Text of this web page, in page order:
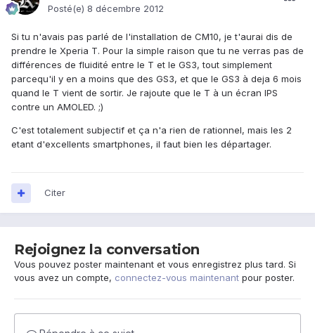
Posté(e) 8 décembre 2012
Si tu n'avais pas parlé de l'installation de CM10, je t'aurai dis de
prendre le Xperia T. Pour la simple raison que tu ne verras pas de
différences de fluidité entre le T et le GS3, tout simplement
parcequ'il y en a moins que des GS3, et que le GS3 à deja 6 mois
quand le T vient de sortir. Je rajoute que le T à un écran IPS
contre un AMOLED. ;)
C'est totalement subjectif et ça n'a rien de rationnel, mais les 2
etant d'excellents smartphones, il faut bien les départager.
Citer
Rejoignez la conversation
Vous pouvez poster maintenant et vous enregistrez plus tard. Si
vous avez un compte, connectez-vous maintenant pour poster.